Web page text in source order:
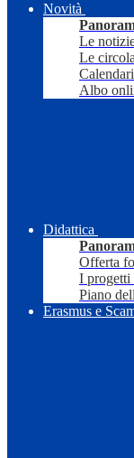
Novità
Le
Le
Albo
Didattica
Offerta
I progetti
Piano
Erasmus e